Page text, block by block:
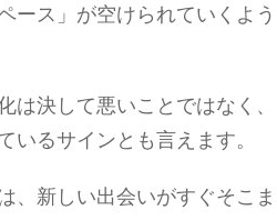
ース」が空けられていくよう
は決して悪いことではなく、
いるサインとも言えます。
、新しい出会いがすぐそこま